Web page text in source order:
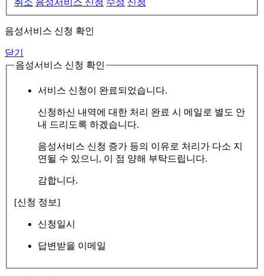
취소 음성서비스 신청 수정 신청
음성서비스 신청 확인
닫기
음성서비스 신청 확인
서비스 신청이 완료되었습니다.
신청하신 내역에 대한 처리 완료 시 메일로 별도 안
내 드리도록 하겠습니다.
음성서비스 신청 증가 등의 이유로 처리가 다소 지
연될 수 있으니, 이 점 양해 부탁드립니다.
감합니다.
[신청 정보]
신청일시
답변받을 이메일